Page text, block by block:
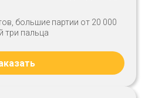
большие партии от 20 000
три пальца